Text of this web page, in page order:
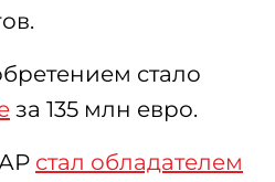
стало
за 135 млн евро.
стал обладателем